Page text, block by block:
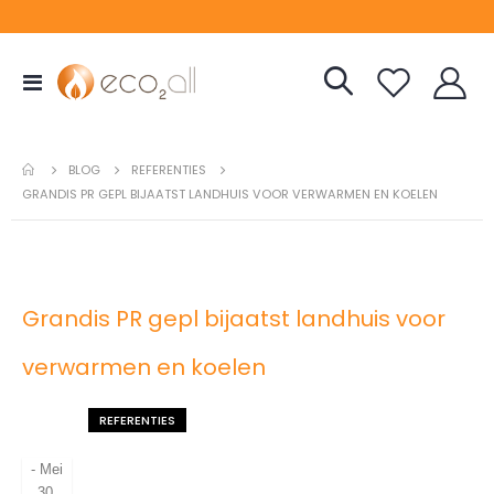
Toggle
Nav
BLOG
REFERENTIES
GRANDIS PR GEPL BIJAATST LANDHUIS VOOR VERWARMEN EN KOELEN
Grandis PR gepl bijaatst landhuis voor
verwarmen en koelen
REFERENTIES
- Mei